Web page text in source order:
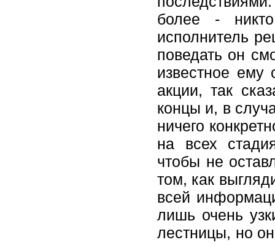
более -
исполнитель
поведать он
известное ему
акции, так
концы и, в
ничего
на всех
чтобы не
том, как
всей
лишь очень
лестницы, но